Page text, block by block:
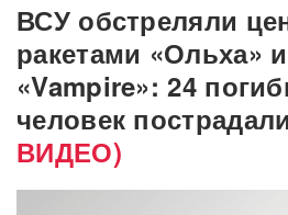
ВСУ обстреляли
ракетами «Ольха»
«Vampire»: 24
человек пострадали
ВИДЕО)